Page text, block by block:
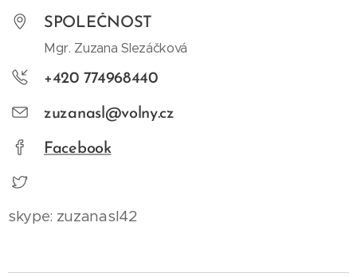
SPOLEČNOST
Mgr. Zuzana Slezáčková
+420 774968440
zuzanasl@volny.cz
Facebook
skype: zuzanasl42